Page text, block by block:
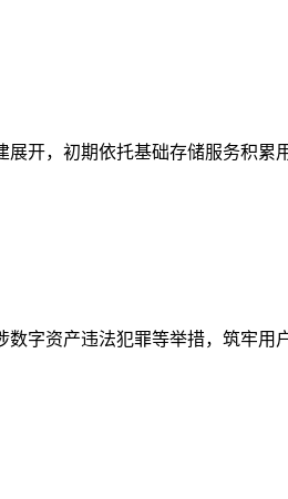
开，初期依托基础存储服务积累
字资产违法犯罪等举措，筑牢用